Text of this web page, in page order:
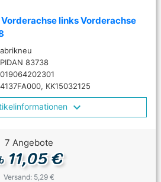
links Vorderachse
83738
KK15032125
7 Angebote
11,05 €
Versand: 5,29 €